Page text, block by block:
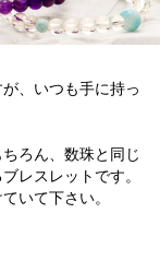
、いつも手に持っ
ろん、数珠と同じ
レスレットです。
いて下さい。